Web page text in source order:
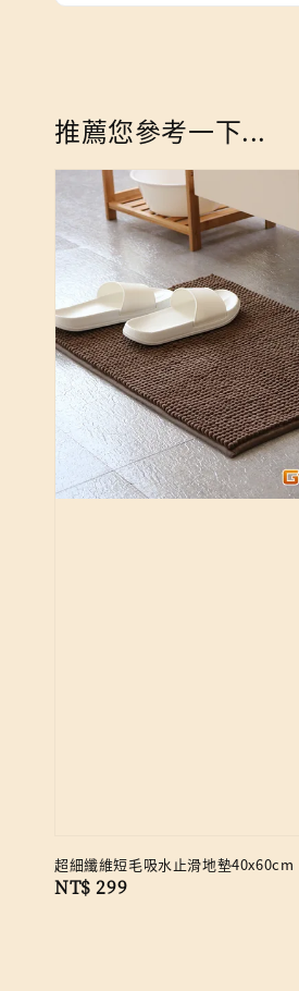
推薦您參考一下...
超細纖維短毛吸水止滑地墊40x60cm
Regular
NT$ 299